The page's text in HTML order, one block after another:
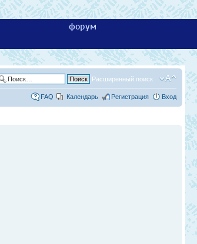
форум
Расширенный поиск
FAQ Календарь Регистрация Вход